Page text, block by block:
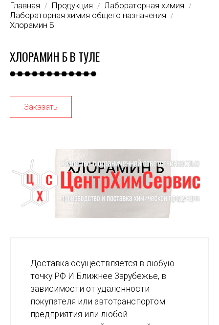
Главная / Продукция / Лабораторная химия /
Лабораторная химия общего назначения /
Хлорамин Б
ХЛОРАМИН Б В ТУЛЕ
Заказать
Доставка осуществляется в любую
точку РФ И Ближнее Зарубежье, в
зависимости от удаленности
покупателя или автотранспортом
предприятия или любой